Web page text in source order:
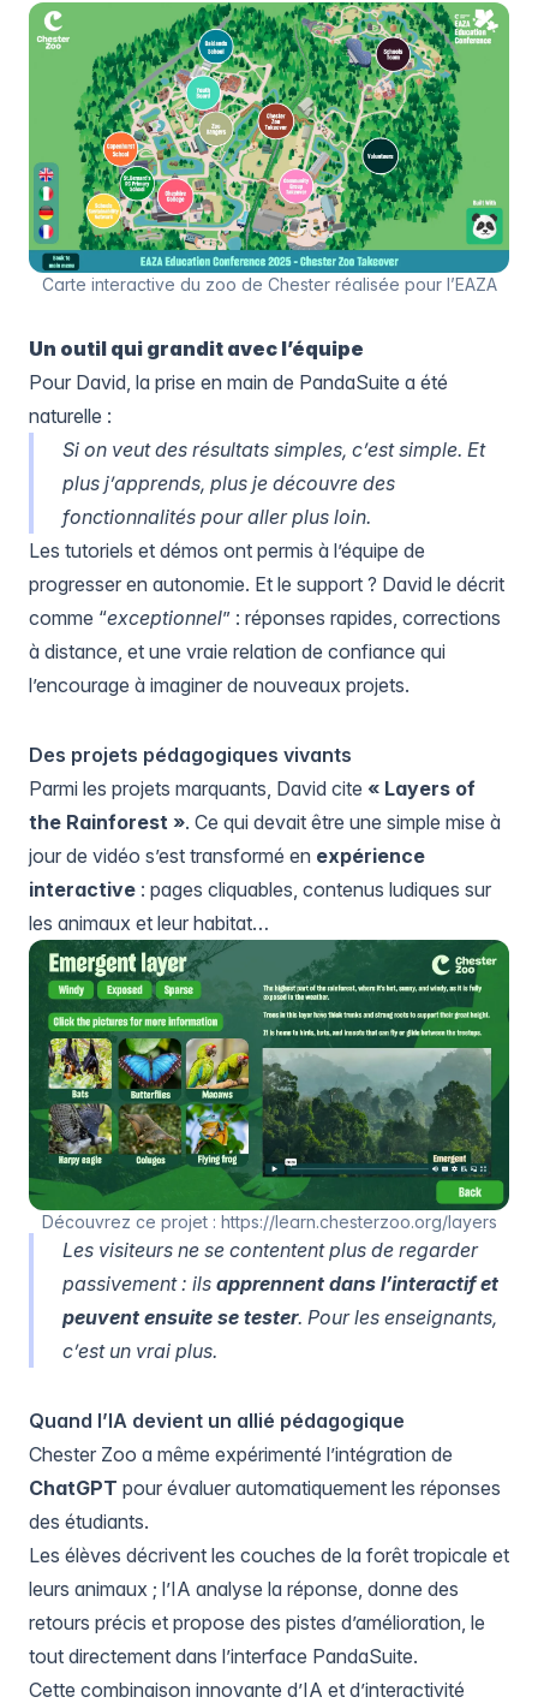
Carte interactive du zoo de Chester réalisée pour l’EAZA
Un outil qui grandit avec l’équipe
Pour David, la prise en main de PandaSuite a été
naturelle :
Si on veut des résultats simples, c’est simple. Et
plus j’apprends, plus je découvre des
fonctionnalités pour aller plus loin.
Les tutoriels et démos ont permis à l’équipe de
progresser en autonomie. Et le support ? David le décrit
comme “exceptionnel” : réponses rapides, corrections
à distance, et une vraie relation de confiance qui
l’encourage à imaginer de nouveaux projets.
Des projets pédagogiques vivants
Parmi les projets marquants, David cite « Layers of
the Rainforest ». Ce qui devait être une simple mise à
jour de vidéo s’est transformé en expérience
interactive : pages cliquables, contenus ludiques sur
les animaux et leur habitat…
Découvrez ce projet : https://learn.chesterzoo.org/layers
Les visiteurs ne se contentent plus de regarder
passivement : ils apprennent dans l’interactif et
peuvent ensuite se tester. Pour les enseignants,
c’est un vrai plus.
Quand l’IA devient un allié pédagogique
Chester Zoo a même expérimenté l’intégration de
ChatGPT pour évaluer automatiquement les réponses
des étudiants.
Les élèves décrivent les couches de la forêt tropicale et
leurs animaux ; l’IA analyse la réponse, donne des
retours précis et propose des pistes d’amélioration, le
tout directement dans l’interface PandaSuite.
Cette combinaison innovante d’IA et d’interactivité